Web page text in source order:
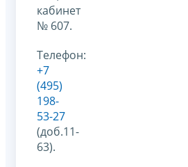
кабинет
№ 607.
Телефон:
+7
(495)
198-
53-27
(доб.11-
63).